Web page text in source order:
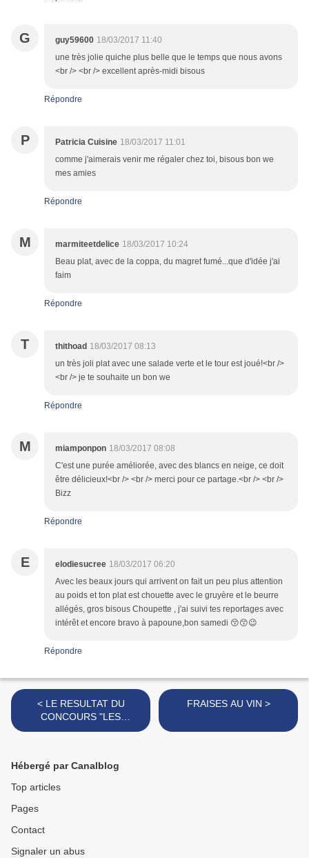
G guy59600 18/03/2017 11:40
une très jolie quiche plus belle que le temps que nous avons
<br /> <br /> excellent après-midi bisous
Répondre
P Patricia Cuisine 18/03/2017 11:01
comme j'aimerais venir me régaler chez toi, bisous bon we
mes amies
Répondre
M marmiteetdelice 18/03/2017 10:24
Beau plat, avec de la coppa, du magret fumé...que d'idée j'ai
faim
Répondre
T thithoad 18/03/2017 08:13
un très joli plat avec une salade verte et le tour est joué!<br />
<br /> je te souhaite un bon we
Répondre
M miamponpon 18/03/2017 08:08
C'est une purée améliorée, avec des blancs en neige, ce doit
être délicieux!<br /> <br /> merci pour ce partage.<br /> <br />
Bizz
Répondre
E elodiesucree 18/03/2017 06:20
Avec les beaux jours qui arrivent on fait un peu plus attention
au poids et ton plat est chouette avec le gruyère et le beurre
allégés, gros bisous Choupette , j'ai suivi tes reportages avec
intérêt et encore bravo à papoune,bon samedi 😚😙😉
Répondre
< LE RESULTAT DU
CONCOURS "LES
TOQUES 2017" ZODIO
FRAISES AU VIN >
Hébergé par Canalblog
Top articles
Pages
Contact
Signaler un abus